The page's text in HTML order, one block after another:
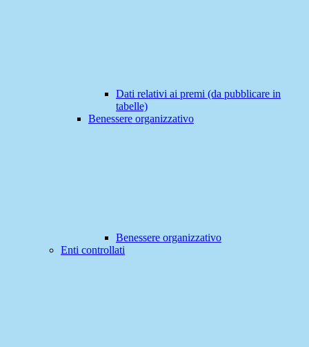
Dati relativi ai premi (da pubblicare in
tabelle)
Benessere organizzativo
Benessere organizzativo
Enti controllati